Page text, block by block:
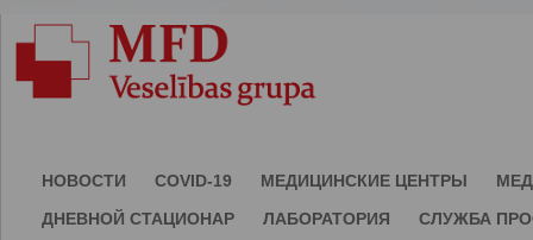
НОВОСТИ COVID-19 МЕДИЦИНСКИЕ ЦЕНТРЫ
ДНЕВНОЙ СТАЦИОНАР
ЛАБОРАТОРИЯ
СЛУЖБА